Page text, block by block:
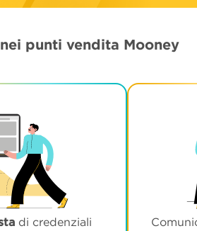
punti vendita Mooney
di credenziali